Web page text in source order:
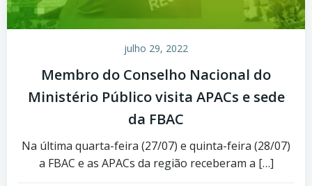
julho 29, 2022
Membro do Conselho Nacional do
Ministério Público visita APACs e sede
da FBAC
Na última quarta-feira (27/07) e quinta-feira (28/07)
a FBAC e as APACs da região receberam a […]